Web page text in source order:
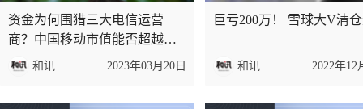
资金为何围猎三大电信运营
商？中国移动市值能否超越贵
州茅台？（下）
和讯 2023年03月20日
巨亏200万！ 雪球大V清
和讯 2022年12